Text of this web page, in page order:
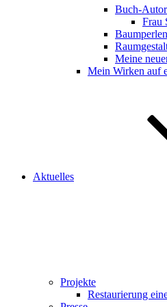
Buch-
Frau
Meine
Mein Wirken auf
Aktuelles
Projekte
Restaurierung